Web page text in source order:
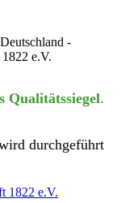
Qualitätssiegel.
durchgeführt